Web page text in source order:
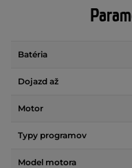
Batéria
Dojazd až
Motor
Typy programov
Model motora